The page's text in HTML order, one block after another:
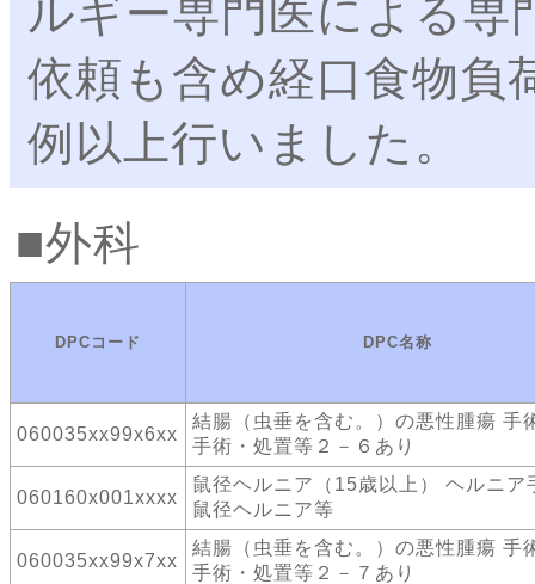
ルギー専門医による専
依頼も含め経口食物負
例以上行いました。
外科
DPCコード DPC名称
060035xx99x6xx
結腸（虫垂を含む。）の悪性腫瘍 手
手術・処置等２－６あり
060160x001xxxx
鼠径ヘルニア（15歳以上） ヘルニ
鼠径ヘルニア等
060035xx99x7xx
結腸（虫垂を含む。）の悪性腫瘍 手
手術・処置等２－７あり